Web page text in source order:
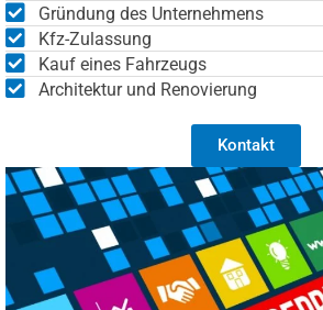
Gründung des Unternehmens
Kfz-Zulassung
Kauf eines Fahrzeugs
Architektur und Renovierung
Kontakt